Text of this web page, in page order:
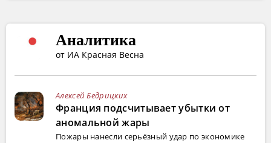
Аналитика
от ИА Красная Весна
Алексей Бедрицких
Франция подсчитывает убытки от
аномальной жары
Пожары нанесли серьёзный удар по экономике